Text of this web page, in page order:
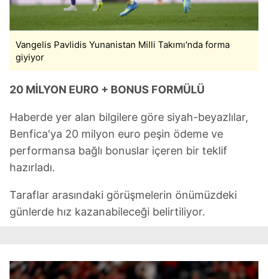
Vangelis Pavlidis Yunanistan Milli Takımı'nda forma
giyiyor
20 MİLYON EURO + BONUS FORMÜLÜ
Haberde yer alan bilgilere göre siyah-beyazlılar,
Benfica'ya 20 milyon euro peşin ödeme ve
performansa bağlı bonuslar içeren bir teklif
hazırladı.
Taraflar arasındaki görüşmelerin önümüzdeki
günlerde hız kazanabileceği belirtiliyor.